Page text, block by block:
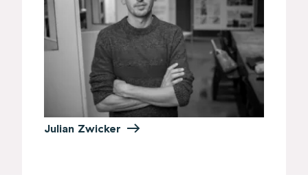
Julian Zwicker